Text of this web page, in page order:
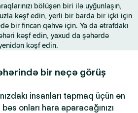
bölüşən biri ilə uyğunlaşın,
kəşf edin, yerli bir barda bir içki için
bir fincan qəhvə için. Ya da ətrafdakı
kəşf edin, yaxud da şəhərdə
kəşf edin.
bir neçə görüş
insanları tapmaq üçün ən
onları hara aparacağınızı